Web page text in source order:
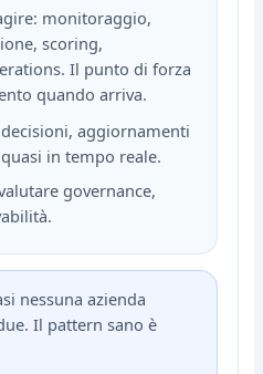
monitoraggio,
scoring,
Il punto di forza
quando arriva.
aggiornamenti
in tempo reale.
governance,
nessuna azienda
Il pattern sano è